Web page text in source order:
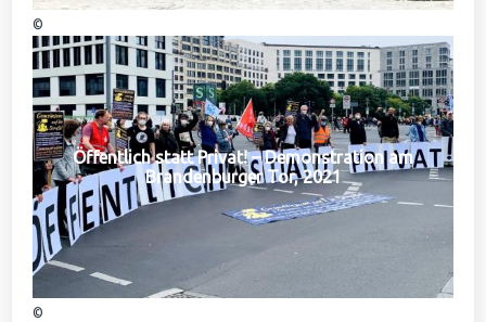
©
Öffentlich statt Privat! – Demonstration am
Brandenburger Tor, 2021
©